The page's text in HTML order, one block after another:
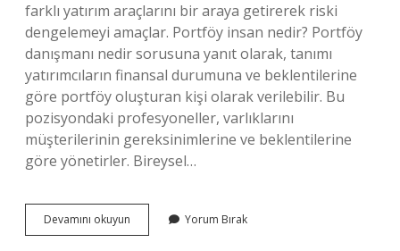
farklı yatırım araçlarını bir araya getirerek riski
dengelemeyi amaçlar. Portföy insan nedir? Portföy
danışmanı nedir sorusuna yanıt olarak, tanımı
yatırımcıların finansal durumuna ve beklentilerine
göre portföy oluşturan kişi olarak verilebilir. Bu
pozisyondaki profesyoneller, varlıklarını
müşterilerinin gereksinimlerine ve beklentilerine
göre yönetirler. Bireysel…
Devamını okuyun
Portföy
Yorum Bırak